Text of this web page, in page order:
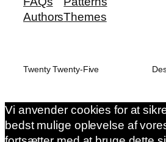
AuthorsThemes
Twenty Twenty-Five
Vi anvender cookies for at
bedst mulige oplevelse af